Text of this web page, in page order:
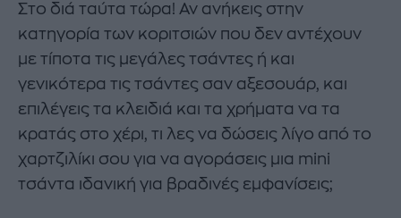
Στο διά ταύτα τώρα! Αν ανήκεις στην
κατηγορία των κοριτσιών που δεν αντέχουν
με τίποτα τις μεγάλες τσάντες ή και
γενικότερα τις τσάντες σαν αξεσουάρ, και
επιλέγεις τα κλειδιά και τα χρήματα να τα
κρατάς στο χέρι, τι λες να δώσεις λίγο από το
χαρτζιλίκι σου για να αγοράσεις μια mini
τσάντα ιδανική για βραδινές εμφανίσεις;